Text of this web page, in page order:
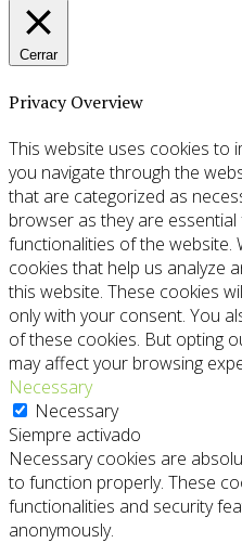
Cerrar
Privacy Overview
This website uses cookies to
you navigate through the
that are categorized as
browser as they are
functionalities of the website.
cookies that help us analyze
this website. These cookies
only with your consent. You
of these cookies. But opting
may affect your browsing
Necessary
Necessary
Siempre activado
Necessary cookies are
to function properly. These
functionalities and security
anonymously.